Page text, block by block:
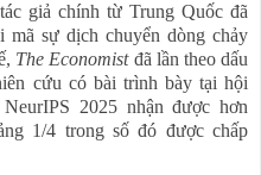
giả chính từ Trung Quốc đã
sự dịch chuyển dòng chảy
The Economistđã lần theo dấu
cứu có bài trình bày tại hội
2025 nhận được hơn
1/4 trong số đó được chấp